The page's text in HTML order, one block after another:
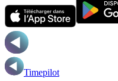
Timepilot